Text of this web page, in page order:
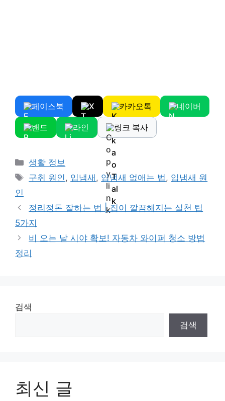
페이스북 X 카카오톡 네이버
밴드 라인 링크 복사
Categories
생활 정보
Tags
구취 원인 , 입냄새 , 입냄새 없애는 법 , 입냄새 원
인
정리정돈 잘하는 법 | 집이 깔끔해지는 실천 팁
5가지
비 오는 날 시야 확보! 자동차 와이퍼 청소 방법
정리
검색
검색
최신 글